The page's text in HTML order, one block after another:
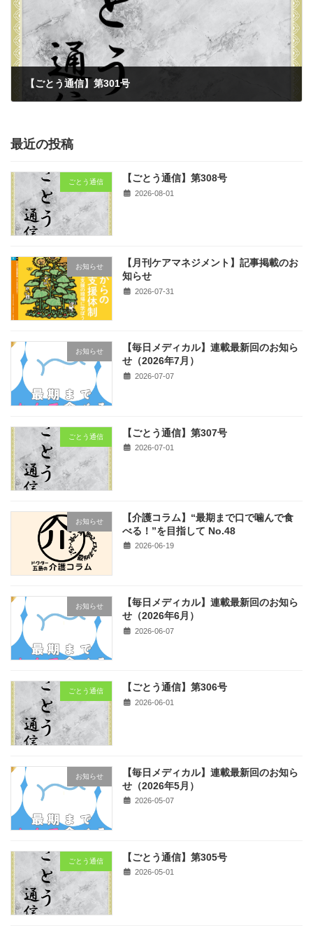
【ごとう通信】第301号
最近の投稿
ごとう通信 【ごとう通信】第308号
2026-08-01
お知らせ
【月刊ケアマネジメント】記事掲載のお
知らせ
2026-07-31
お知らせ
【毎日メディカル】連載最新回のお知ら
せ（2026年7月）
2026-07-07
ごとう通信 【ごとう通信】第307号
2026-07-01
お知らせ
【介護コラム】“最期まで口で噛んで食
べる！”を目指して No.48
2026-06-19
お知らせ
【毎日メディカル】連載最新回のお知ら
せ（2026年6月）
2026-06-07
ごとう通信 【ごとう通信】第306号
2026-06-01
お知らせ
【毎日メディカル】連載最新回のお知ら
せ（2026年5月）
2026-05-07
ごとう通信 【ごとう通信】第305号
2026-05-01